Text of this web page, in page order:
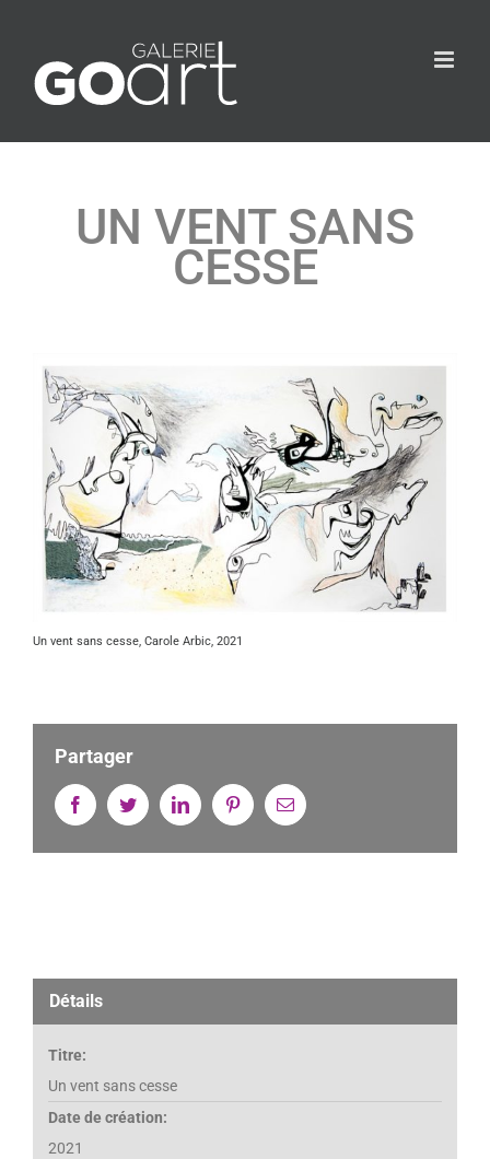
UN VENT SANS
CESSE
Agrandir
l&apos;image
Un vent sans cesse, Carole Arbic, 2021
Partager
FacebookTwitterLinkedin PinterestEmail
Détails
Titre:
Un vent sans cesse
Date de création:
2021